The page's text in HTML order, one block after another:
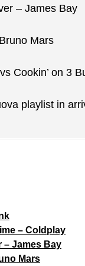
– James Bay
Mars
Cookin’ on 3
playlist in
– Coldplay
– James Bay
Mars